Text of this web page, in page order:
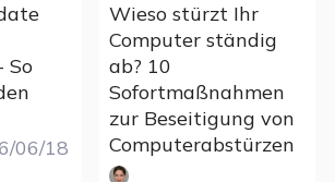
So
06/18
Wieso stürzt Ihr
Computer ständig
ab? 10
Sofortmaßnahmen
zur Beseitigung von
Computerabstürzen